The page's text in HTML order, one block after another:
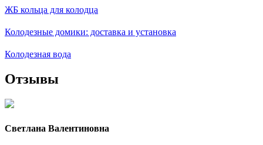
ЖБ кольца для колодца
Колодезные домики: доставка и установка
Колодезная вода
Отзывы
Светлана Валентиновна